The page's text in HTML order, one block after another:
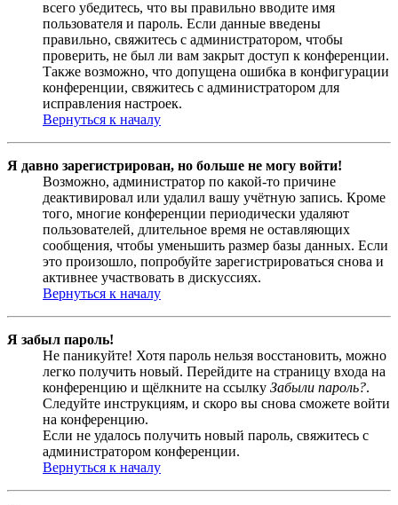
всего убедитесь, что вы правильно вводите имя
пользователя и пароль. Если данные введены
правильно, свяжитесь с администратором, чтобы
проверить, не был ли вам закрыт доступ к конференции.
Также возможно, что допущена ошибка в конфигурации
конференции, свяжитесь с администратором для
исправления настроек.
Вернуться к началу
Я давно зарегистрирован, но больше не могу войти!
Возможно, администратор по какой-то причине
деактивировал или удалил вашу учётную запись. Кроме
того, многие конференции периодически удаляют
пользователей, длительное время не оставляющих
сообщения, чтобы уменьшить размер базы данных. Если
это произошло, попробуйте зарегистрироваться снова и
активнее участвовать в дискуссиях.
Вернуться к началу
Я забыл пароль!
Не паникуйте! Хотя пароль нельзя восстановить, можно
легко получить новый. Перейдите на страницу входа на
конференцию и щёлкните на ссылку Забыли пароль?.
Следуйте инструкциям, и скоро вы снова сможете войти
на конференцию.
Если не удалось получить новый пароль, свяжитесь с
администратором конференции.
Вернуться к началу